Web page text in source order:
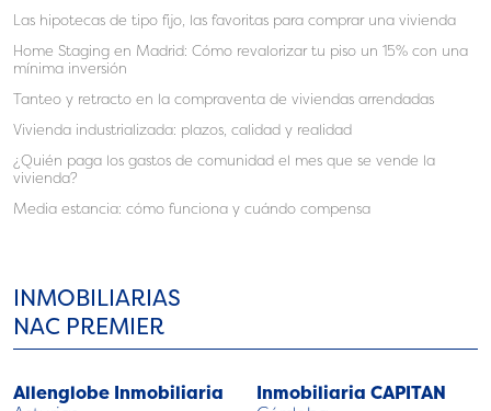
Las hipotecas de tipo fijo, las favoritas para comprar una vivienda
Home Staging en Madrid: Cómo revalorizar tu piso un 15% con una
mínima inversión
Tanteo y retracto en la compraventa de viviendas arrendadas
Vivienda industrializada: plazos, calidad y realidad
¿Quién paga los gastos de comunidad el mes que se vende la
vivienda?
Media estancia: cómo funciona y cuándo compensa
INMOBILIARIAS
NAC PREMIER
Allenglobe Inmobiliaria
Inmobiliaria CAPITAN